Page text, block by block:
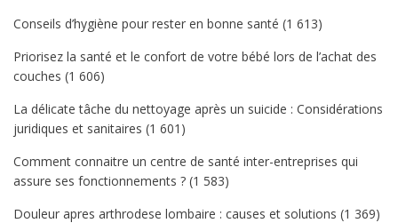
Conseils d’hygiène pour rester en bonne santé (1 613)
Priorisez la santé et le confort de votre bébé lors de l’achat des
couches (1 606)
La délicate tâche du nettoyage après un suicide : Considérations
juridiques et sanitaires (1 601)
Comment connaitre un centre de santé inter-entreprises qui
assure ses fonctionnements ? (1 583)
Douleur apres arthrodese lombaire : causes et solutions (1 369)